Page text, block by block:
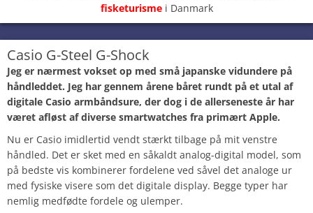
fisketurisme i Danmark
Casio G-Steel G-Shock
Jeg er nærmest vokset op med små japanske vidundere på
håndleddet. Jeg har gennem årene båret rundt på et utal af
digitale Casio armbåndsure, der dog i de allerseneste år har
været afløst af diverse smartwatches fra primært Apple.
Nu er Casio imidlertid vendt stærkt tilbage på mit venstre
håndled. Det er sket med en såkaldt analog-digital model, som
på bedste vis kombinerer fordelene ved såvel det analoge ur
med fysiske visere som det digitale display. Begge typer har
nemlig medfødte fordele og ulemper.